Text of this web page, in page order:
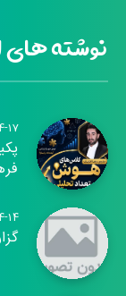
نوشته های
17
14